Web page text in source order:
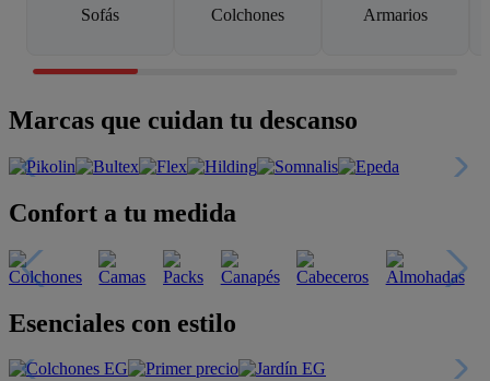
Sofás Colchones Armarios
Marcas que cuidan tu descanso
Confort a tu medida
Esenciales con estilo